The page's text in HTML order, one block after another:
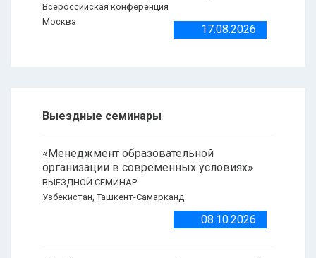
Всероссийская конференция
Москва
17.08.2026
Выездные семинары
«Менеджмент образовательной
организации в современных условиях»
ВЫЕЗДНОЙ СЕМИНАР
Узбекистан, Ташкент-Самарканд
08.10.2026